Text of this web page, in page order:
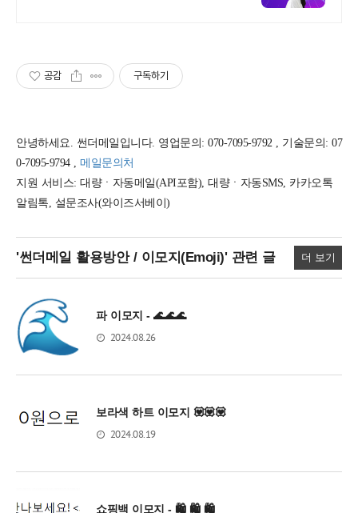
공감 구독하기
안녕하세요. 썬더메일입니다. 영업문의: 070-7095-9792 , 기술문의: 07
0-7095-9794 , 메일문의처
지원 서비스: 대량ㆍ자동메일(API포함), 대량ㆍ자동SMS, 카카오톡
알림톡, 설문조사(와이즈서베이)
'썬더메일 활용방안 / 이모지(Emoji)'관련 글 더 보기
파 이모지 - 🌊🌊🌊
2024.08.26
보라색 하트 이모지 💟💟💟
2024.08.19
쇼핑백 이모지 - 🛍️ 🛍️ 🛍️